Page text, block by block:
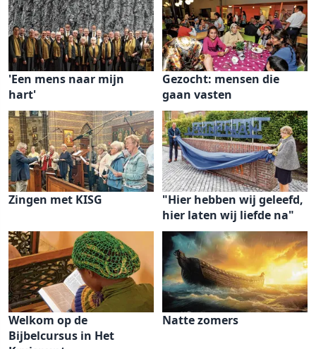
'Een mens naar mijn
hart'
Gezocht: mensen die
gaan vasten
Zingen met KISG
"Hier hebben wij geleefd,
hier laten wij liefde na"
Welkom op de
Bijbelcursus in Het
Natte zomers